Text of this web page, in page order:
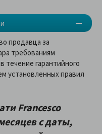
продавца за
требованиям
течение гарантийного
установленных правил
Francesco
с даты,